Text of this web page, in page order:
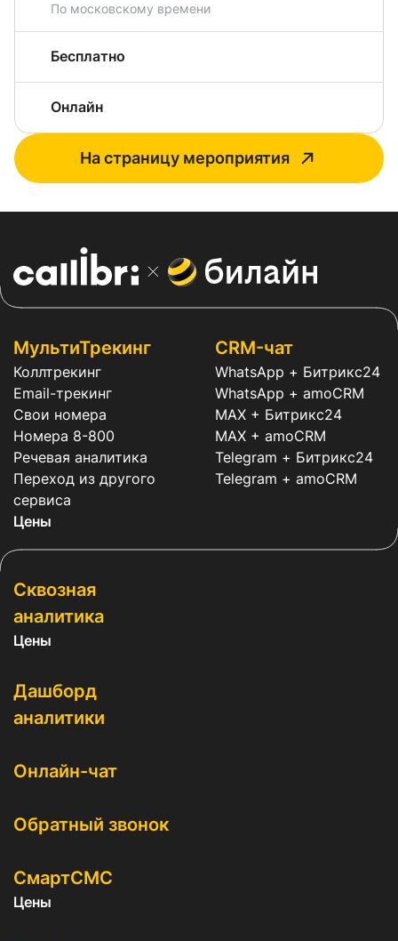
По московскому времени
Бесплатно
Онлайн
На страницу мероприятия
МультиТрекинг
Коллтрекинг
Email-трекинг
Свои номера
Номера 8-800
Речевая аналитика
Переход из другого
сервиса
Цены
CRM-чат
WhatsApp + Битрикс24
WhatsApp + amoCRM
MAX + Битрикс24
MAX + amoCRM
Telegram + Битрикс24
Telegram + amoCRM
Сквозная
аналитика
Цены
Дашборд
аналитики
Онлайн-чат
Обратный звонок
СмартСМС
Цены